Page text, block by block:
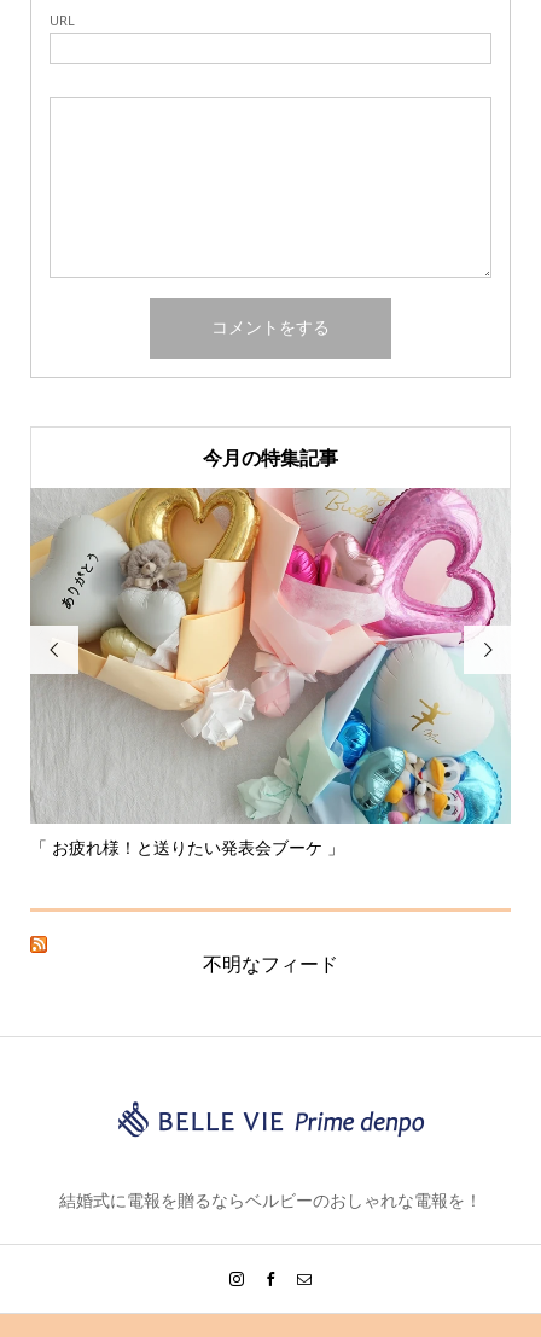
URL
今月の特集記事

「 お疲れ様！と送りたい発表会ブーケ 」

不明なフィード
結婚式に電報を贈るならベルビーのおしゃれな電報を！